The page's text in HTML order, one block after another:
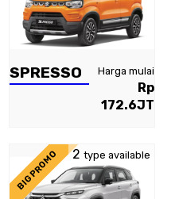
SPRESSO Harga mulai
Rp
172.6JT
BIG PROMO 2 type available